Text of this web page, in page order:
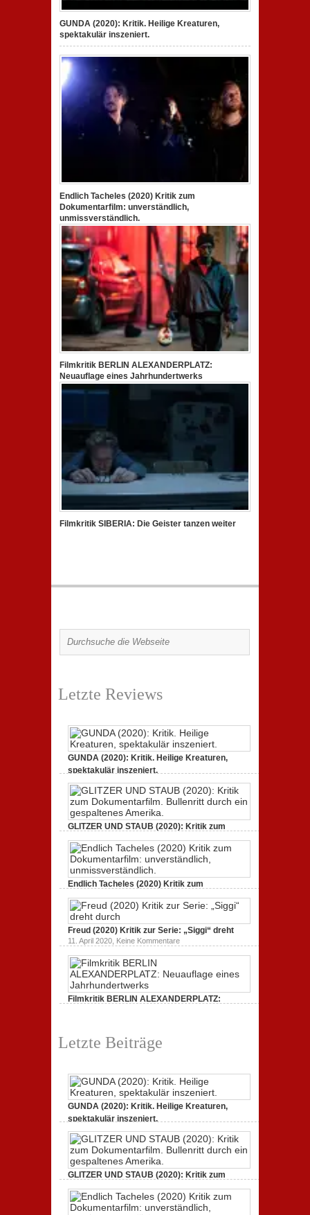
GUNDA (2020): Kritik. Heilige Kreaturen,
spektakulär inszeniert.
Endlich Tacheles (2020) Kritik zum
Dokumentarfilm: unverständlich,
unmissverständlich.
Filmkritik BERLIN ALEXANDERPLATZ:
Neuauflage eines Jahrhundertwerks
Filmkritik SIBERIA: Die Geister tanzen weiter
Letzte Reviews
GUNDA (2020): Kritik. Heilige Kreaturen,
spektakulär inszeniert.
GUNDA
(2020):
Kritik.
Kreaturen,
spektakulär
GLITZER UND STAUB (2020): Kritik zum
Dokumentarfilm.
3. Oktober 2020,Keine Kommentare zu
GLITZER
UND
(2020):
Kritik
zum
Dokumentarfilm.
durch
ein
Amerika.
Endlich Tacheles (2020) Kritik zum
Dokumentarfilm: unverständlich,
19. Mai 2020,Keine Kommentarezu
Tacheles
(2020)
Kritik
zum
Dokumentarfilm:
unmissverständlich.
Freud (2020) Kritik zur Serie: „Siggi“ dreht
11. April 2020, Keine Kommentarezu
Freud
(2020)
zur
dreht
durch
Filmkritik BERLIN ALEXANDERPLATZ:
Letzte Beiträge
GUNDA (2020): Kritik. Heilige Kreaturen,
spektakulär inszeniert.
GUNDA
(2020):
Kritik.
Kreaturen,
spektakulär
GLITZER UND STAUB (2020): Kritik zum
Dokumentarfilm. Bullenritt durch ein
gespaltenes Amerika.
3. Oktober 2020,Keine Kommentarezu